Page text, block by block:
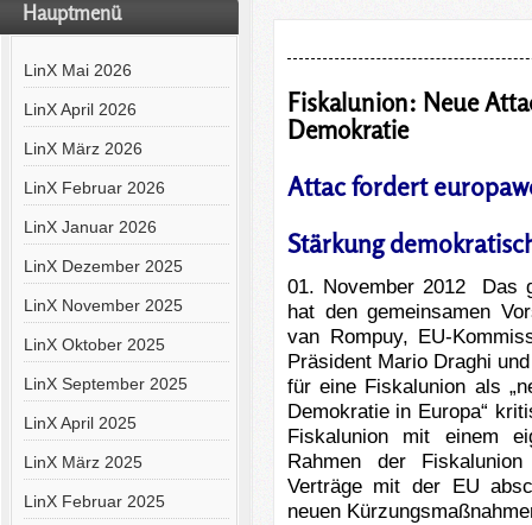
Hauptmenü
LinX Mai 2026
LinX April 2026
LinX März 2026
LinX Februar 2026
LinX Januar 2026
LinX Dezember 2025
LinX November 2025
LinX Oktober 2025
LinX September 2025
LinX April 2025
LinX März 2025
LinX Februar 2025
Fiskalunion: Neue
Demokratie
Attac fordert
Stärkung
01. November 2012 Das
hat den gemeinsamen
van Rompuy, EU-
Präsident Mario Draghi
für eine Fiskalunion als
Demokratie in Europa“
Fiskalunion mit einem
Rahmen der
Verträge mit der EU
neuen